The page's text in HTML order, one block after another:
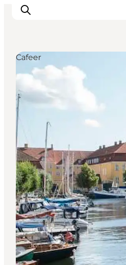
This is Copenhagen
Aktiviteter
Spis & drik
Områder
Planlæg din tur
CopenPay
Copenhagen Card
Cafeer